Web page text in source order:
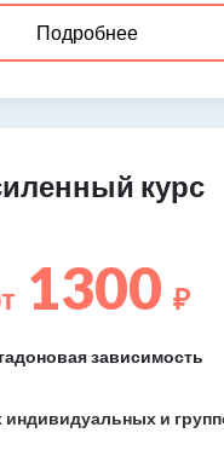
Подробнее
курс
1300 ₽
зависимость
индивидуальных и